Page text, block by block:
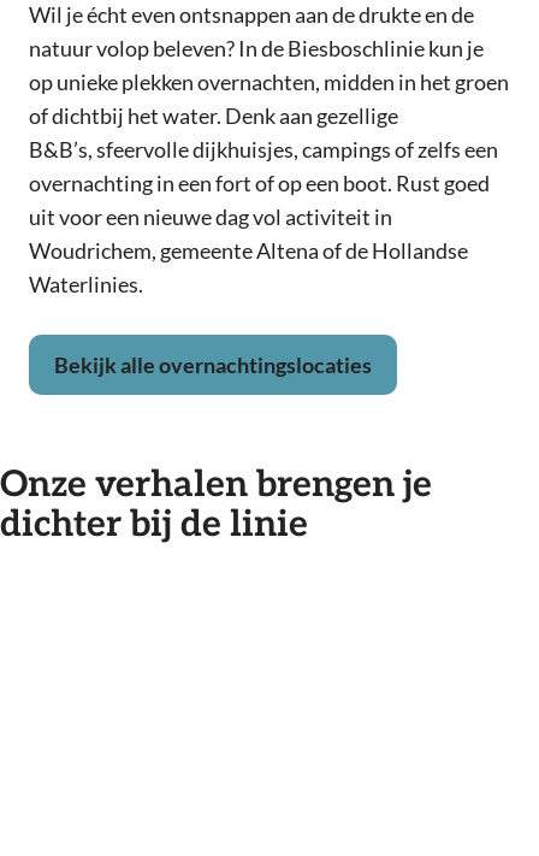
Wil je écht even ontsnappen aan de drukte en de
natuur volop beleven? In de Biesboschlinie kun je
op unieke plekken overnachten, midden in het groen
of dichtbij het water. Denk aan gezellige
B&B’s, sfeervolle dijkhuisjes, campings of zelfs een
overnachting in een fort of op een boot. Rust goed
uit voor een nieuwe dag vol activiteit in
Woudrichem, gemeente Altena of de Hollandse
Waterlinies.
Bekijk alle overnachtingslocaties
Onze verhalen brengen je
dichter bij de linie